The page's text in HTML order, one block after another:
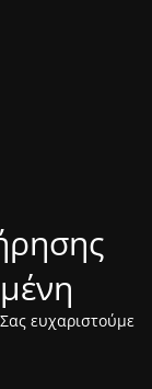
ευχαριστούμε